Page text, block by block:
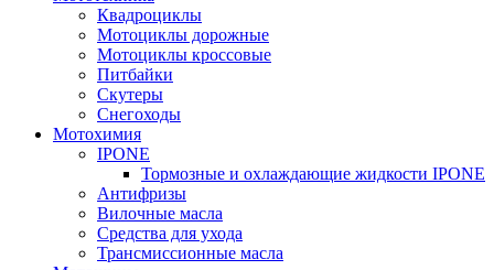
Квадроциклы
Мотоциклы дорожные
Мотоциклы кроссовые
Питбайки
Скутеры
Снегоходы
Мотохимия
IPONE
Тормозные и охлаждающие жидкости IPONE
Антифризы
Вилочные масла
Средства для ухода
Трансмиссионные масла